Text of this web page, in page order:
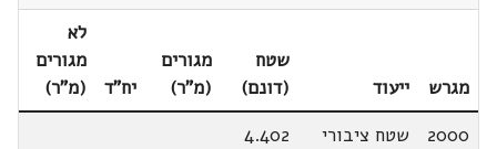
מגרש ייעוד
שטח
(דונם)
מגורים
(מ"ר)
יח"ד
לא
מגורים
(מ"ר)
2000
שטח ציבורי
4.402